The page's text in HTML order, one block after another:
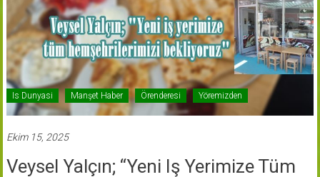
Is Dunyasi Manşet Haber Örenderesi Yöremizden
Ekim 15, 2025
Veysel Yalçın; “Yeni Iş Yerimize Tüm